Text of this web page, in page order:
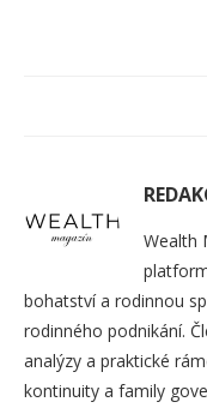
Wealth
bohatství a rodinnou
rodinného podnikání.
analýzy a praktické
kontinuity a family